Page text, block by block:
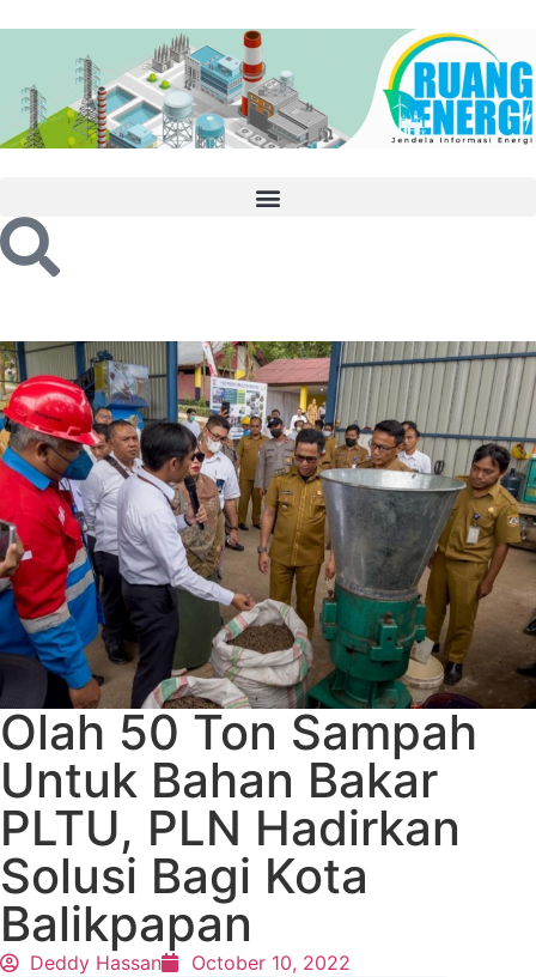
Olah 50 Ton Sampah
Untuk Bahan Bakar
PLTU, PLN Hadirkan
Solusi Bagi Kota
Balikpapan
Deddy Hassan October 10, 2022